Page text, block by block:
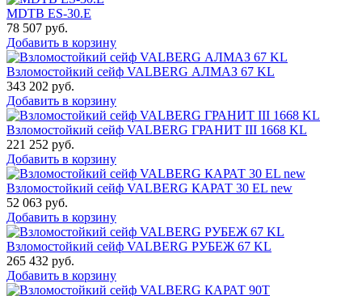
MDTB ES-30.Е
78 507 руб.
Добавить в корзину
Взломостойкий сейф VALBERG АЛМАЗ 67 KL
343 202 руб.
Добавить в корзину
Взломостойкий сейф VALBERG ГРАНИТ III 1668 KL
221 252 руб.
Добавить в корзину
Взломостойкий сейф VALBERG КАРАТ 30 EL new
52 063 руб.
Добавить в корзину
Взломостойкий сейф VALBERG РУБЕЖ 67 KL
265 432 руб.
Добавить в корзину